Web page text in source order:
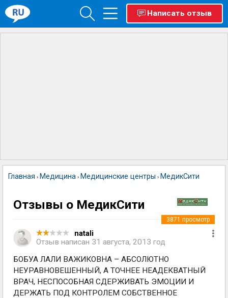
Написать отзыв
Главная › Медицина › Медицинские центры › МедикСити
Отзывы о МедикСити
natali
Отзыв написан 31 августа, 2013 год
3871 просмотр
БОБУА ЛАЛИ ВАЖИКОВНА – АБСОЛЮТНО
НЕУРАВНОВЕШЕННЫЙ, А ТОЧНЕЕ НЕАДЕКВАТНЫЙ
ВРАЧ, НЕСПОСОБНАЯ СДЕРЖИВАТЬ ЭМОЦИИ И
ДЕРЖАТЬ ПОД КОНТРОЛЕМ СОБСТВЕННОЕ